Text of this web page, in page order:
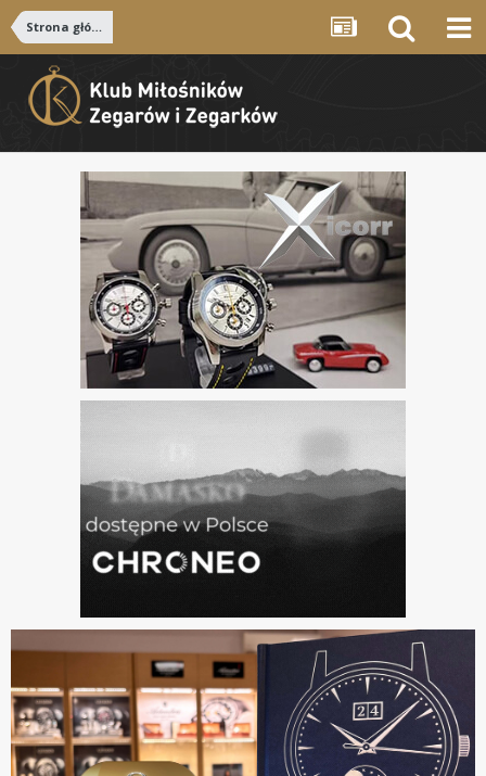
Strona główna